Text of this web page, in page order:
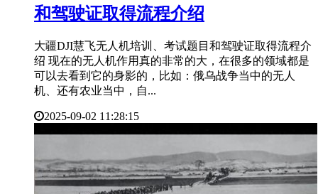
和驾驶证取得流程介绍
大疆DJI慧飞无人机培训、考试题目和驾驶证取得流程介
绍 现在的无人机作用真的非常的大，在很多的领域都是
可以去看到它的身影的，比如：俄乌战争当中的无人
机、还有农业当中，自...
2025-09-02 11:28:15